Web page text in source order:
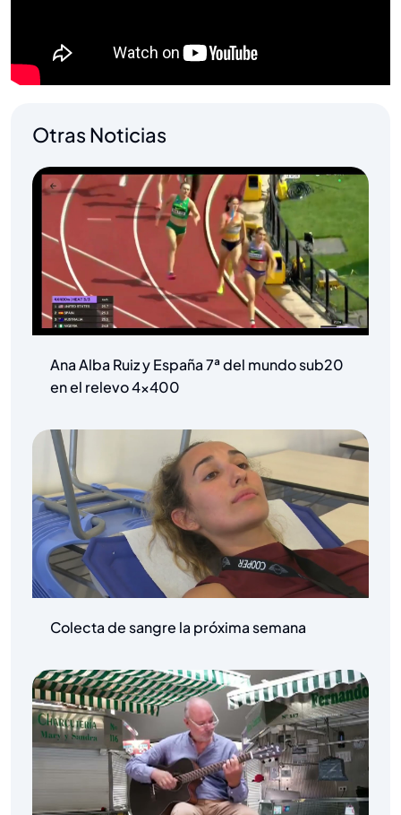
Otras Noticias
Ana Alba Ruiz y España 7ª del mundo sub20
en el relevo 4×400
Colecta de sangre la próxima semana